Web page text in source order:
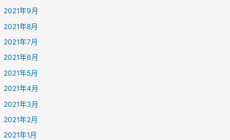
2021年9月
2021年8月
2021年7月
2021年6月
2021年5月
2021年4月
2021年3月
2021年2月
2021年1月